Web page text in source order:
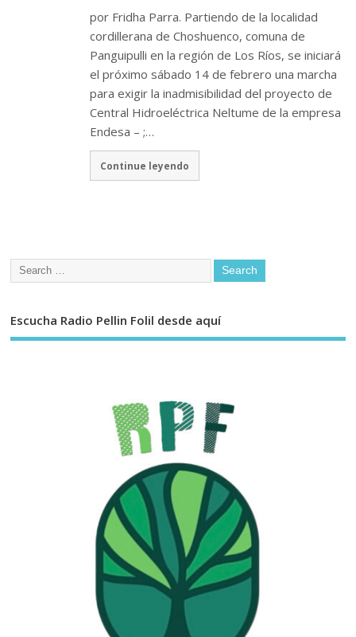
por Fridha Parra. Partiendo de la localidad
cordillerana de Choshuenco, comuna de
Panguipulli en la región de Los Ríos, se iniciará
el próximo sábado 14 de febrero una marcha
para exigir la inadmisibilidad del proyecto de
Central Hidroeléctrica Neltume de la empresa
Endesa – ;…
Continue leyendo
Escucha Radio Pellin Folil desde aquí